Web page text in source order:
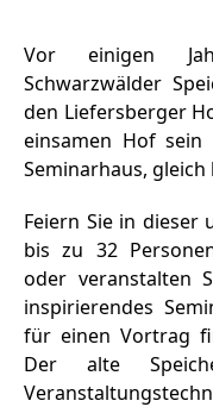
Vor einigen
Schwarzwälder
den Liefersberger
einsamen Hof sein
Seminarhaus,
Feiern Sie in dieser
bis zu 32
oder veranstalten
inspirierendes
für einen Vortrag
Der alte